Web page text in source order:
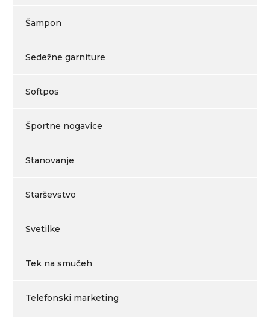
Šampon
Sedežne garniture
Softpos
Športne nogavice
Stanovanje
Starševstvo
Svetilke
Tek na smučeh
Telefonski marketing